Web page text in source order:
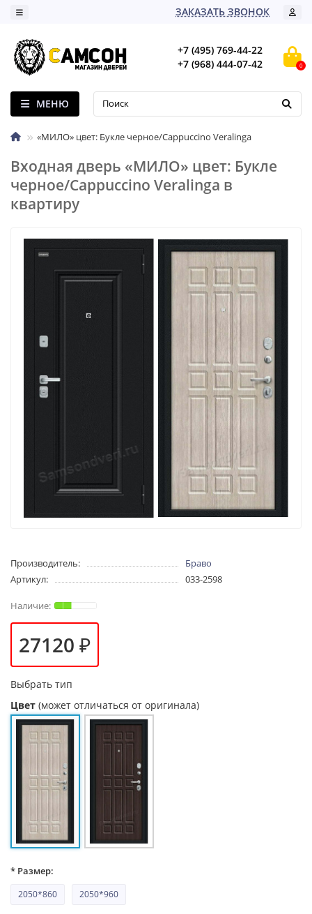
ЗАКАЗАТЬ ЗВОНОК
+7 (495) 769-44-22
+7 (968) 444-07-42
0
МЕНЮ
«МИЛО» цвет: Букле черное/Cappuccino Veralinga
Входная дверь «МИЛО» цвет: Букле
черное/Cappuccino Veralinga в
квартиру
Производитель:
Браво
Артикул:
033-2598
27120 ₽
Выбрать тип
Цвет (может отличаться от оригинала)
* Размер:
2050*860 2050*960